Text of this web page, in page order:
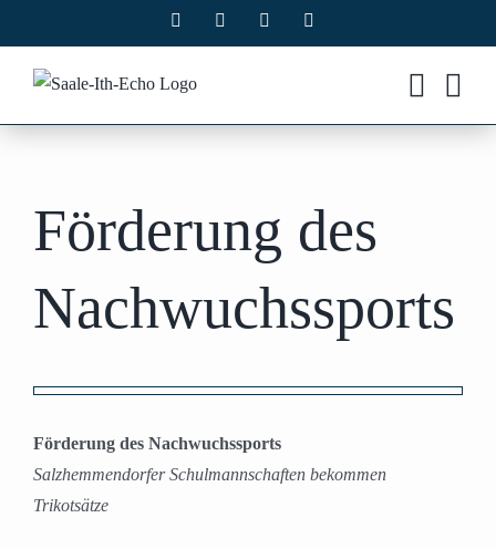
Inhalt
springen
Facebook Instagram
Förderung des
Nachwuchssports
grösseres
Bild
Förderung des Nachwuchssports
Salzhemmendorfer Schulmannschaften bekommen
Trikotsätze